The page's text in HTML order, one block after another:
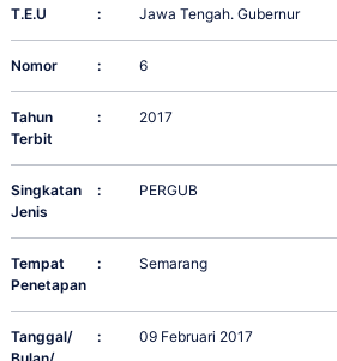
T.E.U : Jawa Tengah. Gubernur
Nomor : 6
Tahun
Terbit
: 2017
Singkatan
Jenis
: PERGUB
Tempat
Penetapan
: Semarang
Tanggal/
: 09 Februari 2017